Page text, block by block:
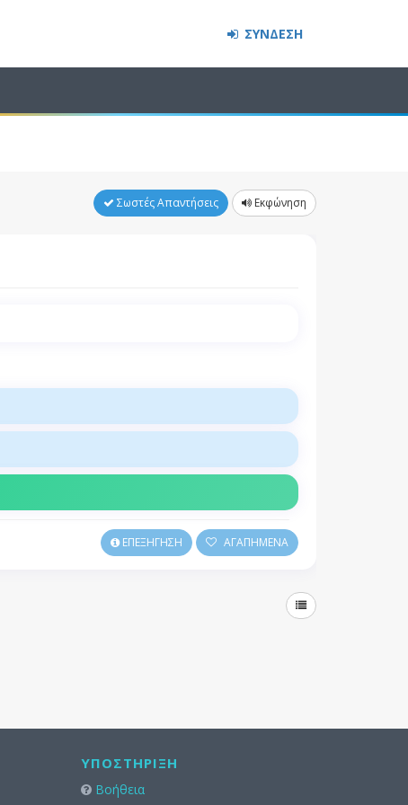
ΣΥΝΔΕΣΗ
Σωστές Απαντήσεις Εκφώνηση
ΕΠΕΞΗΓΗΣΗ ΑΓΑΠΗΜΕΝΑ
ΥΠΟΣΤΉΡΙΞΗ
Βοήθεια